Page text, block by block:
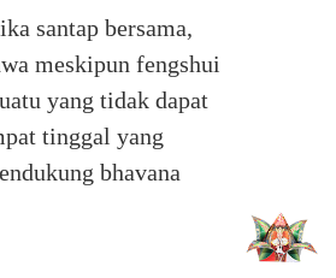
santap bersama,
meskipun fengshui
yang tidak dapat
tinggal yang
bhavana